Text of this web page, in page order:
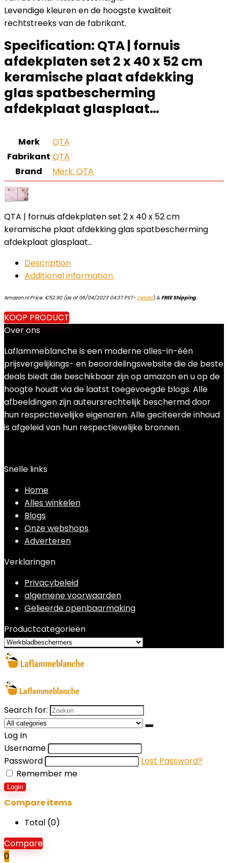
Levendige kleuren en de hoogste kwaliteit
rechtstreeks van de fabrikant.
Specification: QTA | fornuis
afdekplaten set 2 x 40 x 52 cm
keramische plaat afdekking
glas spatbescherming
afdekplaat glasplaat…
Merk
‎QTA
Fabrikant ‎QTA
Brand
Merk: QTA
QTA | fornuis afdekplaten set 2 x 40 x 52 cm
keramische plaat afdekking glas spatbescherming
afdekplaat glasplaat…
Description
Additional information
Amazon.nl Price: €52.90(as of 06/04/2023 04:37 PST-Details)&FREE Shipping.
KOOP PRODUCT
Over ons
Laflammeblanche is een moderne alles-in-één
prijsvergelijkings- en beoordelingswebsite die de beste
deals biedt die beschikbaar zijn op amazon en u op de
hoogte houdt via de laatst toegevoegde blogs. Alle
afbeeldingen zijn auteursrechtelijk beschermd door
hun respectievelijke eigenaren. Alle geciteerde inhoud
is afgeleid van hun respectievelijke bronnen.
Snelle links
Home
Alles winkelen
Blogs
Onze webshops
Adverteren
Verklaringen
Privacybeleid
algemene voorwaarden
Gelieerde openbaarmaking
Productcategorieën
Search for:
Log In
Username
Password
Lost Password?
Remember me
Login
Compare items
Total (0)
Compare
0